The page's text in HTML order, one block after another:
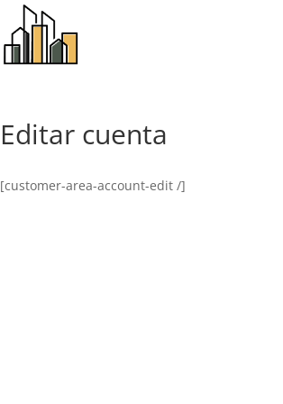
Editar cuenta
[customer-area-account-edit /]